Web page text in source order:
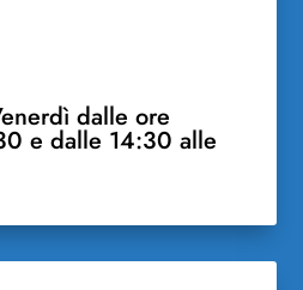
dalle ore
e dalle 14:30 alle